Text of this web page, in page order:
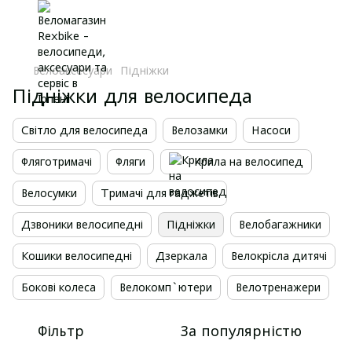
Велоаксесуари Підніжки
Підніжки для велосипеда
Світло для велосипеда Велозамки Насоси
Фляготримачі Фляги Крила на велосипед
Велосумки Тримачі для гаджетів
Дзвоники велосипедні Підніжки Велобагажники
Кошики велосипедні Дзеркала Велокрісла дитячі
Бокові колеса Велокомп`ютери Велотренажери
Фільтр За популярністю